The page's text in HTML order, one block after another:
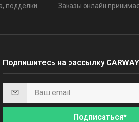
подделки Заказы онлайн
Подпишитесь на рассылку CARWAY
Подписаться*